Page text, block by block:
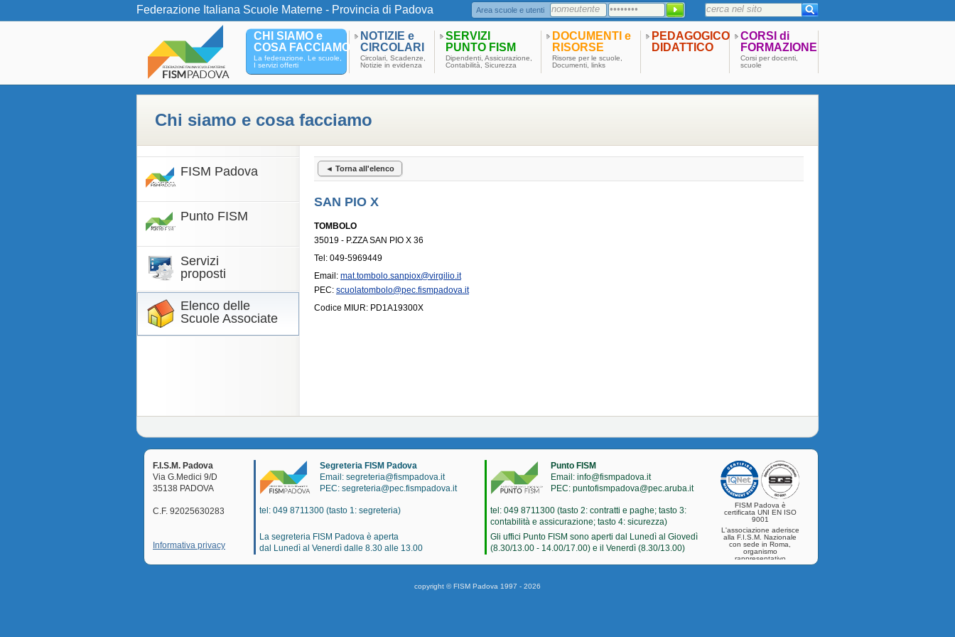
Federazione Italiana Scuole Materne - Provincia di Padova Area scuole e utenti
CHI SIAMO e
COSA FACCIAMO
La federazione, Le scuole,
I servizi offerti
NOTIZIE e
CIRCOLARI
Circolari, Scadenze,
Notizie in evidenza
SERVIZI
PUNTO FISM
Dipendenti, Assicurazione,
Contabilità, Sicurezza
DOCUMENTI e
RISORSE
Risorse per le scuole,
Documenti, links
PEDAGOGICO
DIDATTICO
CORSI di
FORMAZIONE
Corsi per docenti,
scuole
Chi siamo e cosa facciamo
FISM Padova
Punto FISM
Servizi
proposti
Elenco delle
Scuole Associate
◄ Torna all'elenco
SAN PIO X
TOMBOLO
35019 - P.ZZA SAN PIO X 36
Tel: 049-5969449
Email: mat.tombolo.sanpiox@virgilio.it
PEC: scuolatombolo@pec.fismpadova.it
Codice MIUR: PD1A19300X
F.I.S.M. Padova
Via G.Medici 9/D
35138 PADOVA
C.F. 92025630283
Informativa privacy
Segreteria FISM Padova
Email: segreteria@fismpadova.it
PEC: segreteria@pec.fismpadova.it
tel: 049 8711300 (tasto 1: segreteria)
La segreteria FISM Padova è aperta
dal Lunedì al Venerdì dalle 8.30 alle 13.00
Punto FISM
Email: info@fismpadova.it
PEC: puntofismpadova@pec.aruba.it
tel: 049 8711300 (tasto 2: contratti e paghe; tasto 3:
contabilità e assicurazione; tasto 4: sicurezza)
Gli uffici Punto FISM sono aperti dal Lunedì al Giovedì
(8.30/13.00 - 14.00/17.00) e il Venerdì (8.30/13.00)
FISM Padova è
certificata UNI EN ISO
9001
L'associazione aderisce
alla F.I.S.M. Nazionale
con sede in Roma,
organismo
rappresentativo
nazionale della
copyright © FISM Padova 1997 - 2026